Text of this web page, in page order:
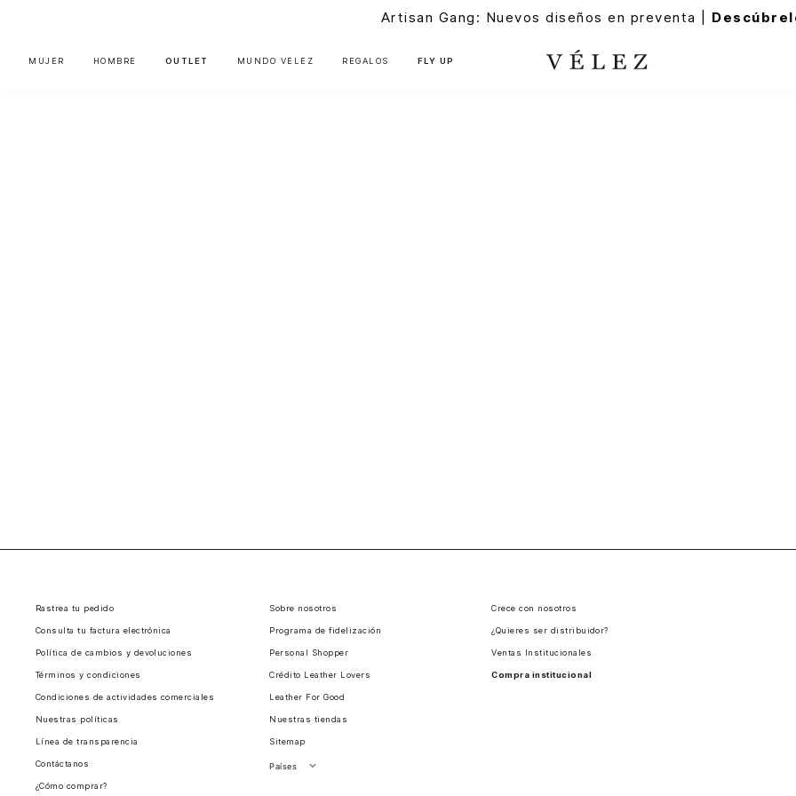
Artisan Gang: Nuevos diseños en preventa |
MUJER HOMBRE OUTLET MUNDO VÉLEZ REGALOS FLY UP
Rastrea tu pedido
Consulta tu factura electrónica
Política de cambios y devoluciones
Términos y condiciones
Condiciones de actividades comerciales
Nuestras políticas
Línea de transparencia
Contáctanos
¿Cómo comprar?
Sobre nosotros
Programa de fidelización
Personal Shopper
Crédito Leather Lovers
Leather For Good
Nuestras tiendas
Sitemap
Países
Crece con nosotros
¿Quieres ser distribuidor?
Ventas Institucionales
Compra institucional